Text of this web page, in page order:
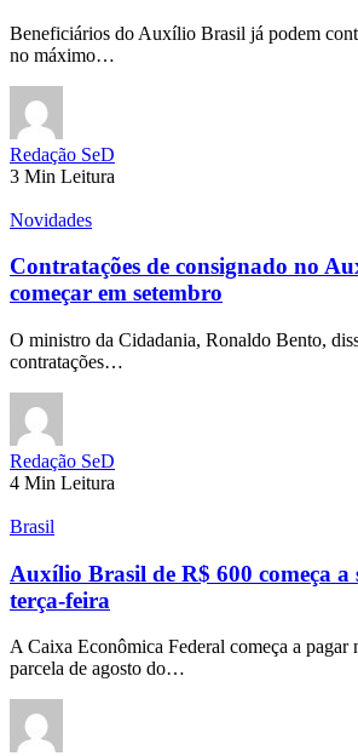
Beneficiários do Auxílio Brasil já podem
no máximo…
Redação SeD
3 Min Leitura
Novidades
Contratações de consignado no
começar em setembro
O ministro da Cidadania, Ronaldo Bento,
contratações…
Redação SeD
4 Min Leitura
Brasil
Auxílio Brasil de R$ 600 começa a
terça-feira
A Caixa Econômica Federal começa a pagar
parcela de agosto do…